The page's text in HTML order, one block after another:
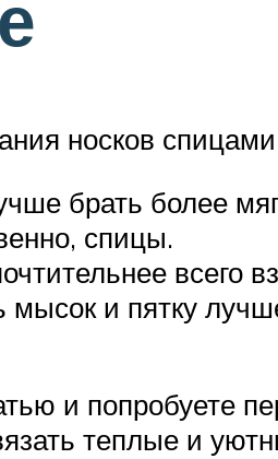
носков
брать более
спицы.
всего
и пятку
и попробуете
теплые и